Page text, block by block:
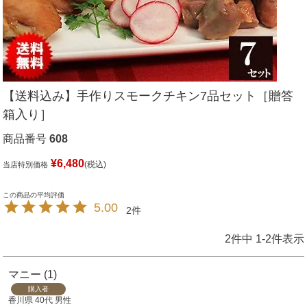
【送料込み】手作りスモークチキン7品セット［贈答
箱入り］
商品番号 608
当店特別価格 ¥6,480 税込
5.00 2
2件中 1-2件表示
マニー 1
購入者
香川県 40代 男性